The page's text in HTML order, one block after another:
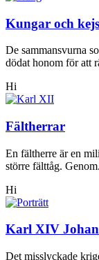
Kungar och
De sammansvurna
dödat honom för att
Hi
Fältherrar
En fältherre är en
större fälttåg.
Hi
Karl XIV Johan
Det misslyckade